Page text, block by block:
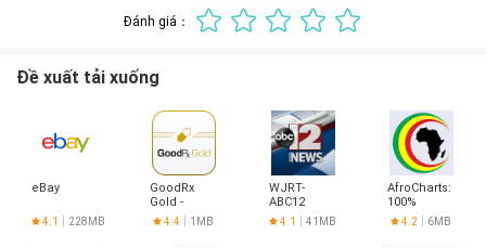
Đánh giá：
Đề xuất tải xuống
eBay
4.1 228MB
GoodRx
Gold -
Pharmacy
Discount
4.4 1MB
WJRT-
ABC12
4.1 41MB
AfroCharts:
100%
African
Music
4.2 6MB